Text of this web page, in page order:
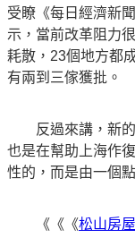
受瞭《每日經濟新
示，當前改革阻力
耗散，23個地方都
有兩到三傢獲批。
反過來講，新的
也是在幫助上海作
性的，而是由一個
《《《松山房